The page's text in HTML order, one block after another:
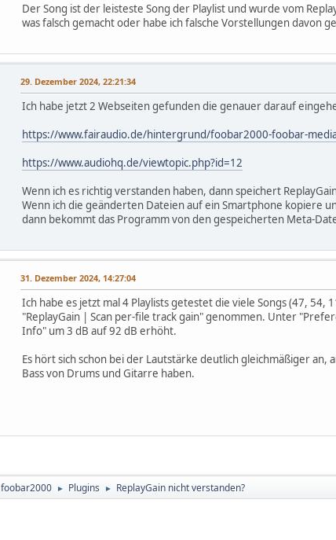
Der Song ist der leisteste Song der Playlist und wurde vom
was falsch gemacht oder habe ich falsche Vorstellungen davon
29. Dezember 2024, 22:21:34
Ich habe jetzt 2 Webseiten gefunden die genauer darauf
https://www.fairaudio.de/hintergrund/foobar2000-foobar-
https://www.audiohq.de/viewtopic.php?id=12
Wenn ich es richtig verstanden haben, dann speichert
Wenn ich die geänderten Dateien auf ein Smartphone kopiere
dann bekommt das Programm von den gespeicherten Meta-
31. Dezember 2024, 14:27:04
Ich habe es jetzt mal 4 Playlists getestet die viele Songs (47,
"ReplayGain | Scan per-file track gain" genommen. Unter
Info" um 3 dB auf 92 dB erhöht.
Es hört sich schon bei der Lautstärke deutlich gleichmäßiger
Bass von Drums und Gitarre haben.
foobar2000 ► Plugins ► ReplayGain nicht verstanden?